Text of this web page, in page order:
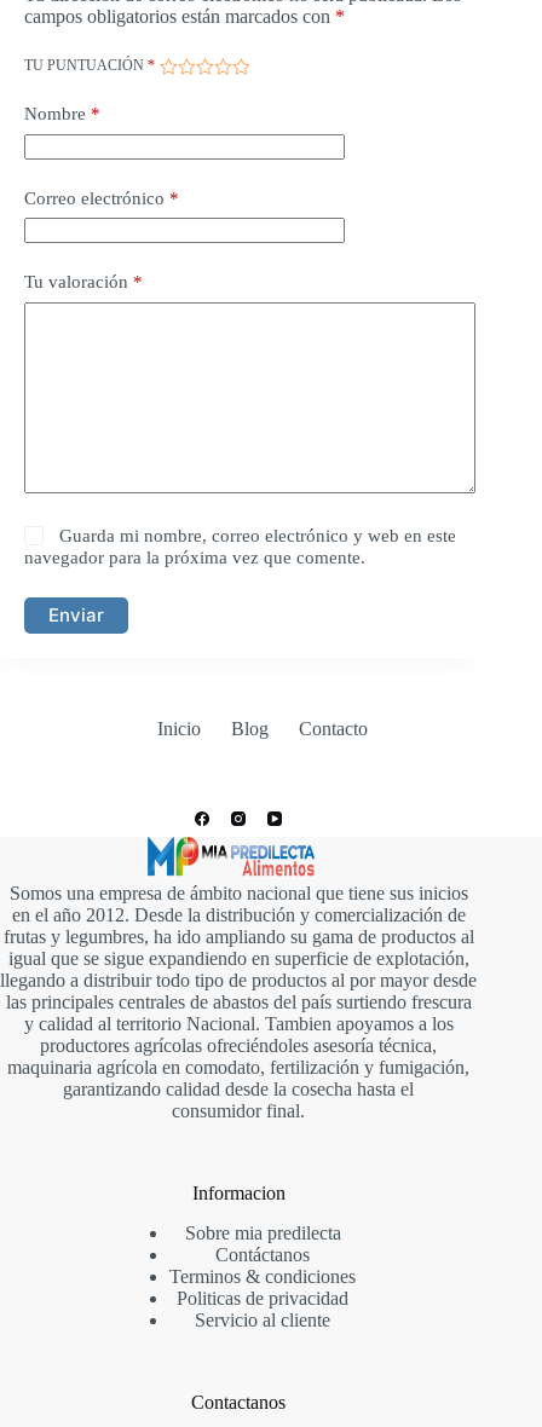
campos obligatorios están marcados con *
TU PUNTUACIÓN *
Nombre *
Correo electrónico *
Tu valoración *
Guarda mi nombre, correo electrónico y web en este
navegador para la próxima vez que comente.
Enviar
Inicio Blog Contacto
Somos una empresa de ámbito nacional que tiene sus inicios
en el año 2012. Desde la distribución y comercialización de
frutas y legumbres, ha ido ampliando su gama de productos al
igual que se sigue expandiendo en superficie de explotación,
llegando a distribuir todo tipo de productos al por mayor desde
las principales centrales de abastos del país surtiendo frescura
y calidad al territorio Nacional. Tambien apoyamos a los
productores agrícolas ofreciéndoles asesoría técnica,
maquinaria agrícola en comodato, fertilización y fumigación,
garantizando calidad desde la cosecha hasta el
consumidor final.
Informacion
Sobre mia predilecta
Contáctanos
Terminos & condiciones
Politicas de privacidad
Servicio al cliente
Contactanos